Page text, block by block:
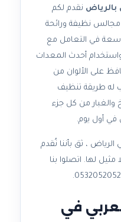
نقدم لكم
نظيفة ورائحة
في التعامل مع
أحدث المعدات
على الألوان من
له طريقة تنظيف
والغبار من كل جزء
في أول يوم.
، ثق بأننا نُقدم
لها. اتصلوا بنا
في